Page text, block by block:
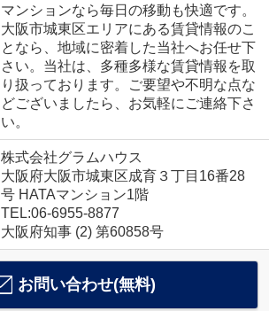
マンションなら毎日の移動も快適です。
大阪市城東区エリアにある賃貸情報のこ
となら、地域に密着した当社へお任せ下
さい。当社は、多種多様な賃貸情報を取
り扱っております。ご要望や不明な点な
どございましたら、お気軽にご連絡下さ
い。
株式会社グラムハウス
大阪府大阪市城東区成育３丁目16番28
号 HATAマンション1階
TEL:06-6955-8877
大阪府知事 (2) 第60858号
お問い合わせ(無料)